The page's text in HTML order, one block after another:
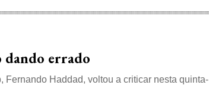
dando errado
Haddad, voltou a criticar nesta quinta-